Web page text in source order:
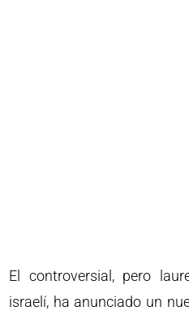
El controversial, pero
israelí, ha anunciado un